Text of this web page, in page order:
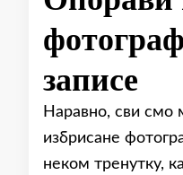
записе
Наравно, сви смо
избрисане
неком тренутку,